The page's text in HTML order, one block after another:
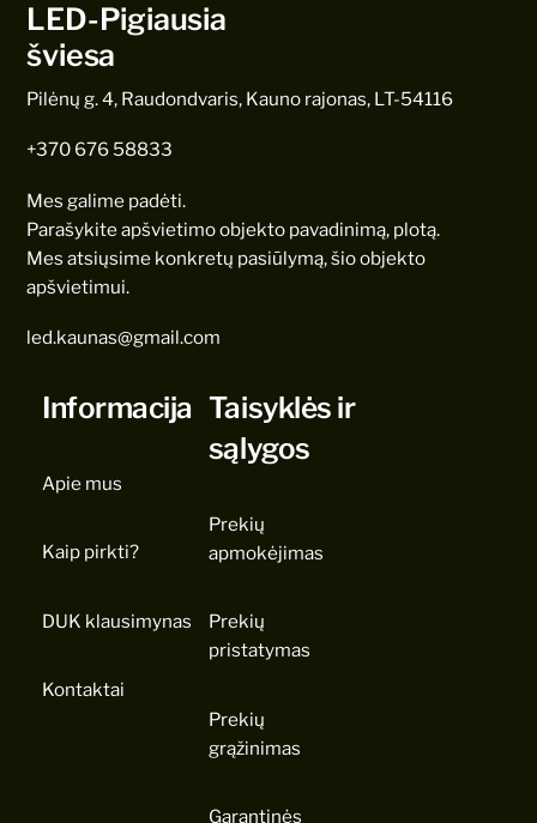
LED-Pigiausia
šviesa
Pilėnų g. 4, Raudondvaris, Kauno rajonas, LT-54116
+370 676 58833
Mes galime padėti.
Parašykite apšvietimo objekto pavadinimą, plotą.
Mes atsiųsime konkretų pasiūlymą, šio objekto
apšvietimui.
led.kaunas@gmail.com
Informacija
Apie mus
Kaip pirkti?
DUK klausimynas
Kontaktai
Taisyklės ir
sąlygos
Prekių
apmokėjimas
Prekių
pristatymas
Prekių
grąžinimas
Garantinės